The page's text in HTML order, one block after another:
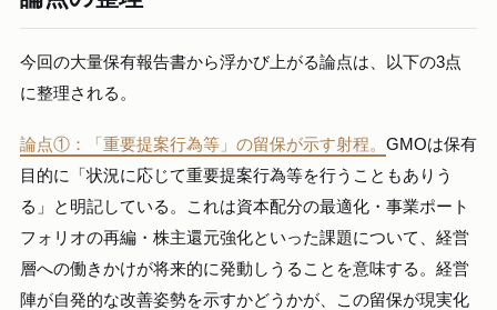
今回の大量保有報告書から浮かび上がる論点は、以下の3点
に整理される。
論点①：「重要提案行為等」の留保が示す射程。 GMOは保有
目的に「状況に応じて重要提案行為等を行うこともありう
る」と明記している。これは資本配分の最適化・事業ポート
フォリオの再編・株主還元強化といった課題について、経営
層への働きかけが将来的に発動しうることを意味する。経営
陣が自発的な改善姿勢を示すかどうかが、この留保が現実化